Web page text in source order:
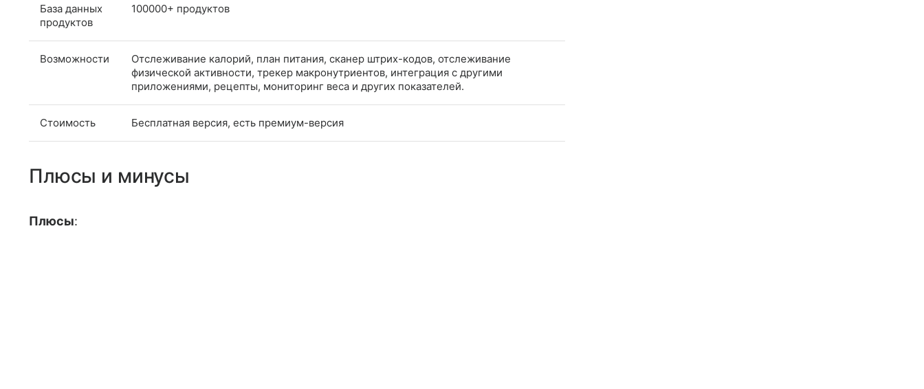
База данных
продуктов
100000+ продуктов
Возможности
Отслеживание калорий, план питания, сканер штрих-кодов, отслеживание
физической активности, трекер макронутриентов, интеграция с другими
приложениями, рецепты, мониторинг веса и других показателей.
Стоимость Бесплатная версия, есть премиум-версия
Плюсы и минусы
Плюсы: